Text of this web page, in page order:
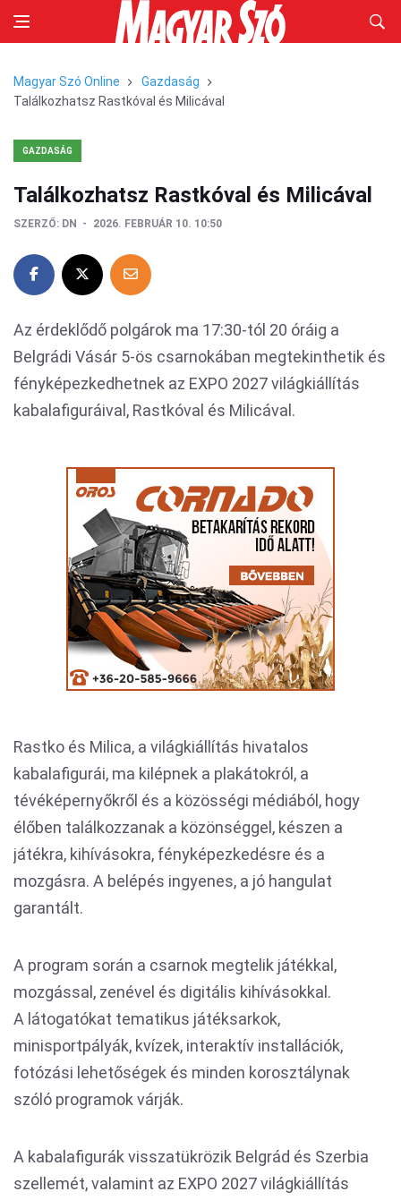
Magyar Szó Online
Gazdaság
Találkozhatsz Rastkóval és Milicával
GAZDASÁG
Találkozhatsz Rastkóval és Milicával
SZERZŐ: DN 2026. FEBRUÁR 10. 10:50
Az érdeklődő polgárok ma 17:30-tól 20 óráig a
Belgrádi Vásár 5-ös csarnokában megtekinthetik és
fényképezkedhetnek az EXPO 2027 világkiállítás
kabalafiguráival, Rastkóval és Milicával.
Rastko és Milica, a világkiállítás hivatalos
kabalafigurái, ma kilépnek a plakátokról, a
tévéképernyőkről és a közösségi médiából, hogy
élőben találkozzanak a közönséggel, készen a
játékra, kihívásokra, fényképezkedésre és a
mozgásra. A belépés ingyenes, a jó hangulat
garantált.
A program során a csarnok megtelik játékkal,
mozgással, zenével és digitális kihívásokkal.
A látogatókat tematikus játéksarkok,
minisportpályák, kvízek, interaktív installációk,
fotózási lehetőségek és minden korosztálynak
szóló programok várják.
A kabalafigurák visszatükrözik Belgrád és Szerbia
szellemét, valamint az EXPO 2027 világkiállítás